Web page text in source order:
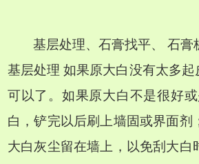
基层处理、石膏找平、 石
基层处理 如果原大白没有太多
可以了。如果原大白不是很好
白，铲完以后刷上墙固或界面
大白灰尘留在墙上，以免刮大